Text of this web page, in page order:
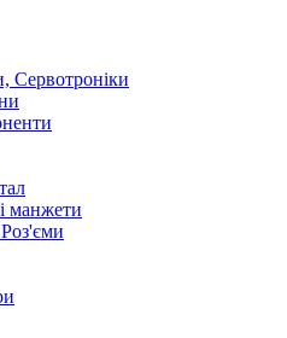
Сервотроніки
манжети